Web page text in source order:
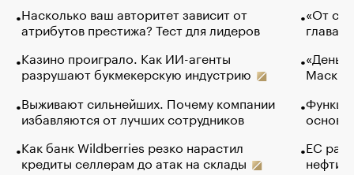
Насколько ваш авторитет зависит от
атрибутов престижа? Тест для лидеров
Казино проиграло. Как ИИ-агенты
разрушают букмекерскую индустрию
Выживают сильнейших. Почему компании
избавляются от лучших сотрудников
Как банк Wildberries резко нарастил
кредиты селлерам до атак на склады
«От
глава
Маск в
основ
ЕС
нефти